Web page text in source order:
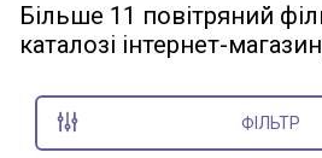
Great Wall
Hummer
Більше 11 повітряний
каталозі інтернет-
ФІЛЬТР